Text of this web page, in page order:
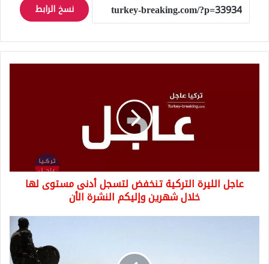
نسخ الرابط
خلال
شهرين
الأن
عاجل الليرة التركية تنخفض لتسجل أدنى مستوى لها
خلال شهرين وإليكم النشرة الأن